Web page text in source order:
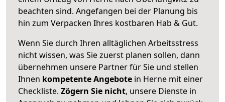
beachten sind. Angefangen bei der Planung bis
hin zum Verpacken Ihres kostbaren Hab & Gut.
Wenn Sie durch Ihren alltäglichen Arbeitsstress
nicht wissen, was Sie zuerst planen sollen, dann
übernehmen unsere Partner für Sie und stellen
Ihnen kompetente Angebote in Herne mit einer
Checkliste. Zögern Sie nicht, unsere Dienste in